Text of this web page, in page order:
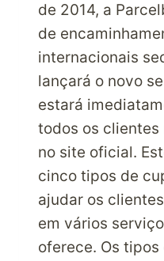
de 2014, a
de
internacionais
lançará o novo
estará
todos os clientes
no site oficial.
cinco tipos de
ajudar os
em vários
oferece. Os